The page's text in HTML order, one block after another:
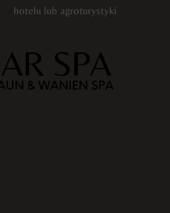
hotelu lub agroturystyki